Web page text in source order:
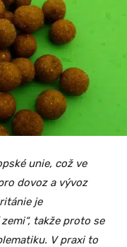
unie, což ve
dovoz a vývoz
je
takže proto se
V praxi to